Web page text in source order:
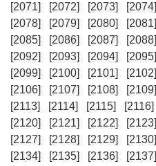
[2071]
[2072] [2073] [2074]
[2078]
[2079] [2080] [2081]
[2085]
[2086] [2087] [2088]
[2092]
[2093] [2094] [2095]
[2099]
[2100] [2101] [2102]
[2106]
[2107] [2108] [2109]
[2113]
[2114] [2115] [2116]
[2120]
[2121] [2122] [2123]
[2127]
[2128] [2129] [2130]
[2134]
[2135] [2136] [2137]